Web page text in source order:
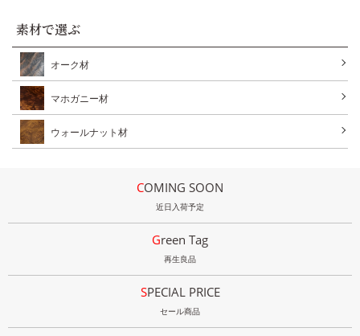
素材で選ぶ
オーク材
マホガニー材
ウォールナット材
COMING SOON
近日入荷予定
Green Tag
再生良品
SPECIAL PRICE
セール商品